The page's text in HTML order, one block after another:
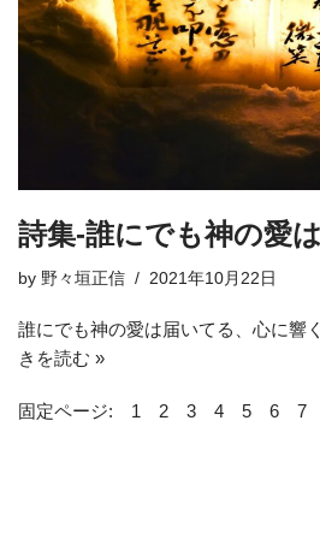
詩集-誰にでも神の愛
by 野々垣正信 2021年10月22日
誰にでも神の愛は届いてる、心に響
きを読む »
固定ページ: 1 2 3 4 5 6 7